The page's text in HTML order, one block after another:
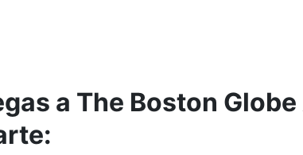
a The Boston